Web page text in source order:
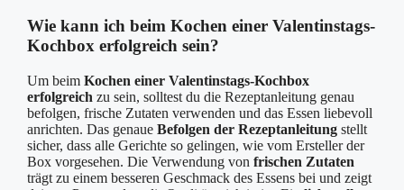
Wie kann ich beim Kochen einer Valentinstags-
Kochbox erfolgreich sein?
Um beim Kochen einer Valentinstags-Kochbox
erfolgreich zu sein, solltest du die Rezeptanleitung genau
befolgen, frische Zutaten verwenden und das Essen liebevoll
anrichten. Das genaue Befolgen der Rezeptanleitungstellt
sicher, dass alle Gerichte so gelingen, wie vom Ersteller der
Box vorgesehen. Die Verwendung von frischen Zutaten
trägt zu einem besseren Geschmack des Essens bei und zeigt